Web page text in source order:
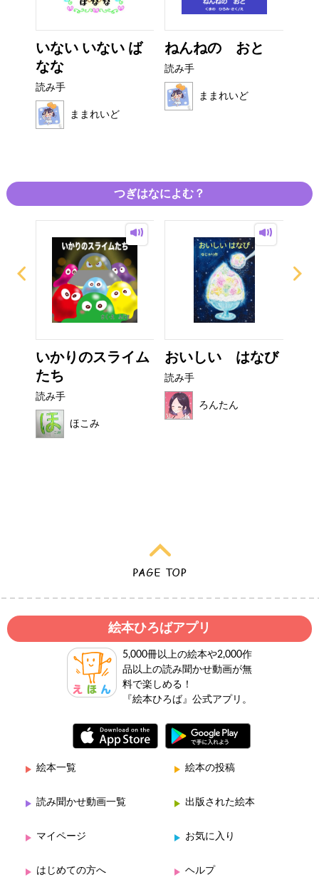
いない いない ば
なな
読み手
ままれいど
ねんねの おと
読み手
ままれいど
つぎはなによむ？
いかりのスライム
たち
読み手
ほこみ
おいしい はなび
読み手
ろんたん
絵本ひろばアプリ
5,000冊以上の絵本や2,000作
品以上の読み聞かせ動画が無
料で楽しめる！
『絵本ひろば』公式アプリ。
絵本一覧 絵本の投稿
読み聞かせ動画一覧 出版された絵本
マイページ お気に入り
はじめての方へ ヘルプ